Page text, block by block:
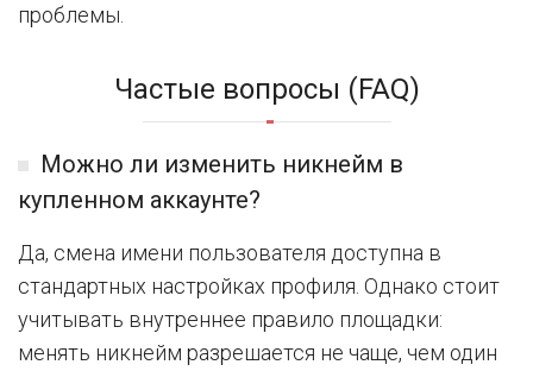
проблемы.
Частые вопросы (FAQ)
Можно ли изменить никнейм в
купленном аккаунте?
Да, смена имени пользователя доступна в
стандартных настройках профиля. Однако стоит
учитывать внутреннее правило площадки:
менять никнейм разрешается не чаще, чем один